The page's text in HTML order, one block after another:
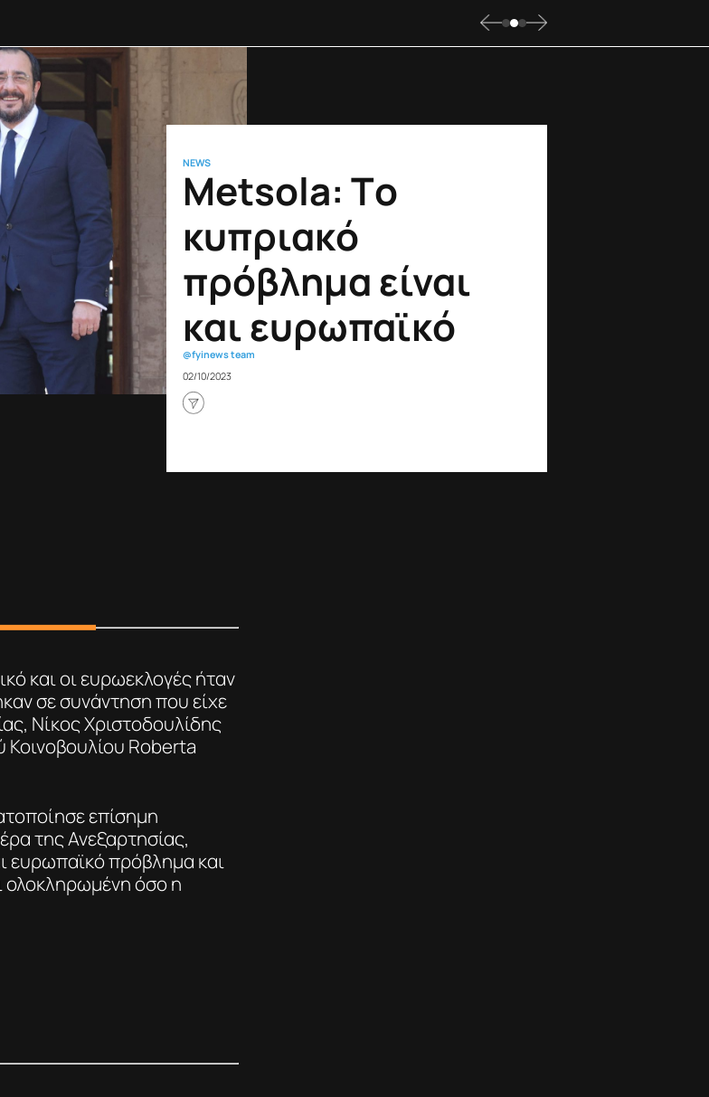
NEWS
Metsola: Tο
κυπριακό
πρόβλημα είναι
και ευρωπαϊκό
@fyinews team
02/10/2023
και οι ευρωεκλογές ήταν
σε συνάντηση που είχε
Νίκος Χριστοδουλίδης
Roberta
επίσημη
της Ανεξαρτησίας,
ευρωπαϊκό πρόβλημα και
ολοκληρωμένη όσο η